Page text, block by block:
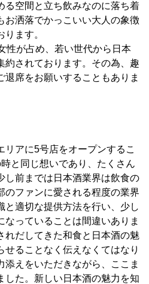
る空間と立ち飲みなのに落ち着
お洒落でかっこいい大人の象徴
ます。
性が占め、若い世代から日本
約されております。その為、趣
退席をお願いすることもありま
リアに5号店をオープンするこ
と同じ想いであり、たくさん
し前までは日本酒業界は飲食の
のファンに愛される程度の業界
と適切な提供方法を行い、少し
なっていることは間違いありま
れだしてきた和食と日本酒の魅
せることなく伝えなくてはなり
添えをいただきながら、ここま
した。新しい日本酒の魅力を知